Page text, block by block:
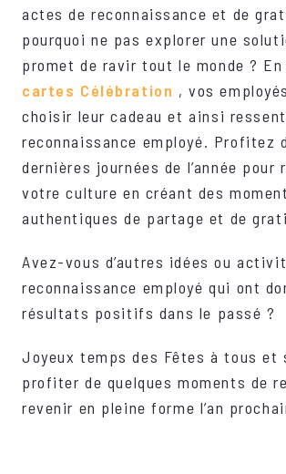
actes de reconnaissance et de
pourquoi ne pas explorer une
promet de ravir tout le monde ?
cartes Célébration , vos
choisir leur cadeau et ainsi
reconnaissance employé. Profitez
dernières journées de l’année pour
votre culture en créant des
authentiques de partage et de
Avez-vous d’autres idées ou
reconnaissance employé qui ont
résultats positifs dans le passé ?
Joyeux temps des Fêtes à tous et
profiter de quelques moments de
revenir en pleine forme l’an